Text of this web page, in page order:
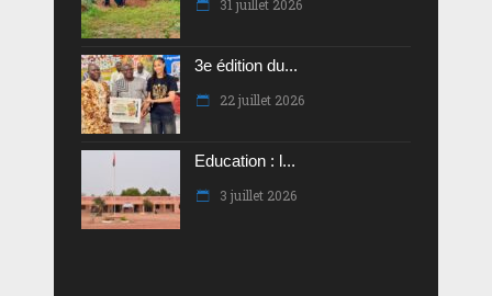
31 juillet 2026
3e édition du...
22 juillet 2026
Education : l...
3 juillet 2026